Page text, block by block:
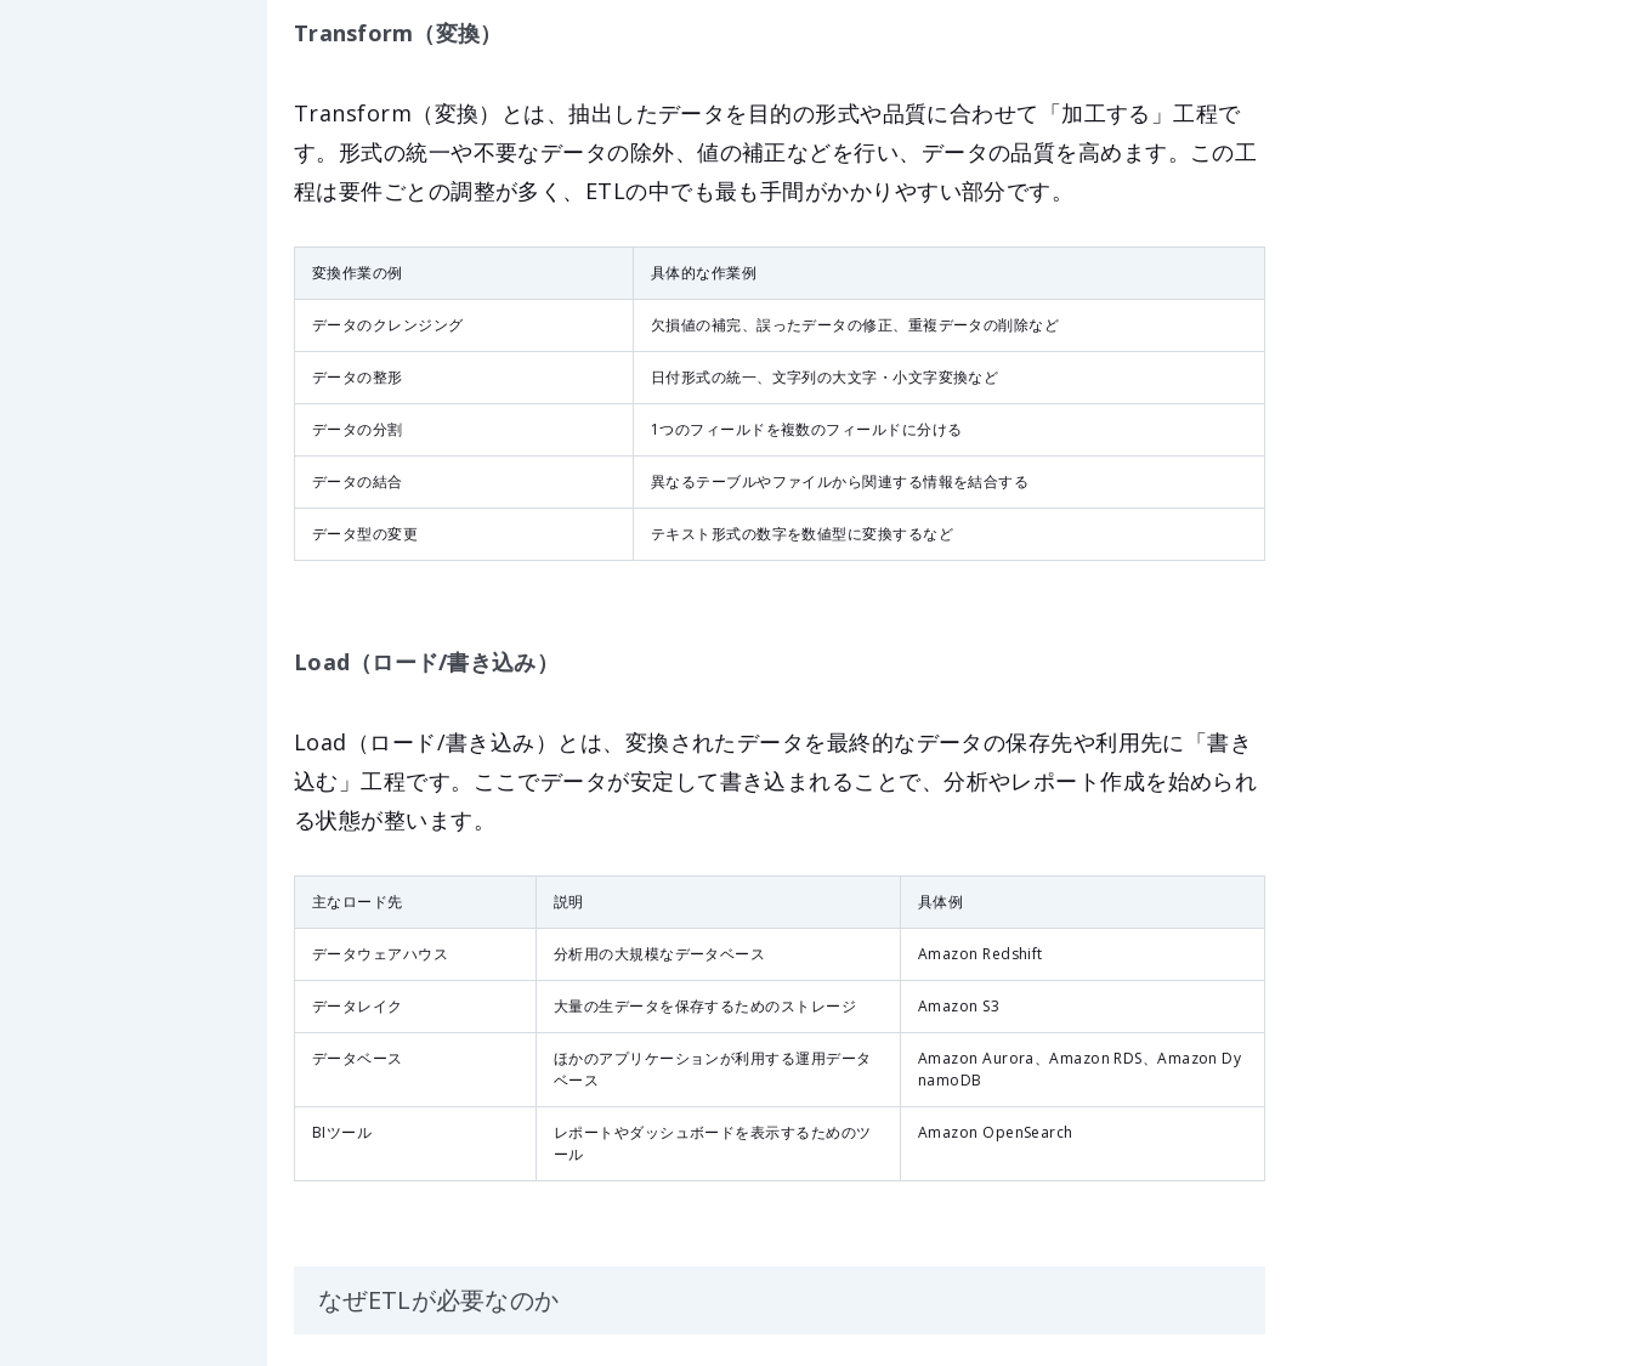
Transform（変換）
Transform（変換）とは、抽出したデータを目的の形式や品質に合わせて「加工する」工程で
す。形式の統一や不要なデータの除外、値の補正などを行い、データの品質を高めます。この工
程は要件ごとの調整が多く、ETLの中でも最も手間がかかりやすい部分です。
変換作業の例 具体的な作業例
データのクレンジング 欠損値の補完、誤ったデータの修正、重複データの削除など
データの整形 日付形式の統一、文字列の大文字・小文字変換など
データの分割 1つのフィールドを複数のフィールドに分ける
データの結合 異なるテーブルやファイルから関連する情報を結合する
データ型の変更 テキスト形式の数字を数値型に変換するなど
Load（ロード/書き込み）
Load（ロード/書き込み）とは、変換されたデータを最終的なデータの保存先や利用先に「書き
込む」工程です。ここでデータが安定して書き込まれることで、分析やレポート作成を始められ
る状態が整います。
主なロード先 説明 具体例
データウェアハウス 分析用の大規模なデータベース Amazon Redshift
データレイク 大量の生データを保存するためのストレージ Amazon S3
データベース
ほかのアプリケーションが利用する運用データ
ベース
Amazon Aurora、Amazon RDS、Amazon Dy
namoDB
BIツール
レポートやダッシュボードを表示するためのツ
ール
Amazon OpenSearch
なぜETLが必要なのか